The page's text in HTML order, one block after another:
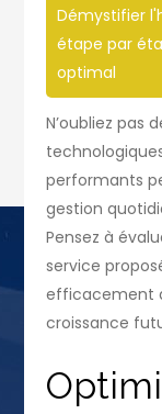
Démystifier
étape par
optimal
N’oubliez pas
performants
gestion
Pensez à
service
efficacement
croissance